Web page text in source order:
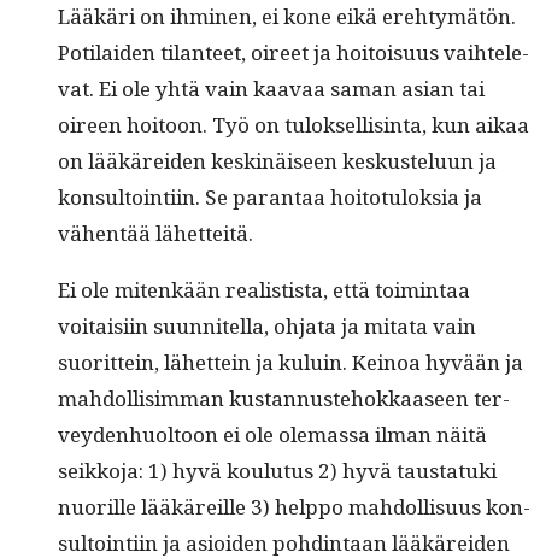
Lääkäri on ihmi­nen, ei kone eikä ere­htymätön.
Poti­laiden tilanteet, oireet ja hoitoisu­us vai­htel­e­
vat. Ei ole yhtä vain kaavaa saman asian tai
oireen hoitoon. Työ on tulok­sel­lis­in­ta, kun aikaa
on lääkärei­den keskinäiseen keskustelu­un ja
kon­sul­toin­ti­in. Se paran­taa hoito­tu­lok­sia ja
vähen­tää lähetteitä.
Ei ole mitenkään real­is­tista, että toim­intaa
voitaisi­in suun­nitel­la, ohja­ta ja mita­ta vain
suorit­tein, lähet­tein ja kuluin. Keinoa hyvään ja
mah­dol­lisim­man kus­tan­nuste­hokkaaseen ter­
vey­den­huoltoon ei ole ole­mas­sa ilman näitä
seikko­ja: 1) hyvä koulu­tus 2) hyvä taus­tatu­ki
nuo­rille lääkäreille 3) help­po mah­dol­lisu­us kon­
sul­toin­ti­in ja asioiden pohd­in­taan lääkärei­den